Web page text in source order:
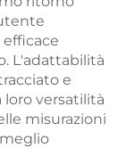
L'adattabilità
e
versatilità
misurazioni